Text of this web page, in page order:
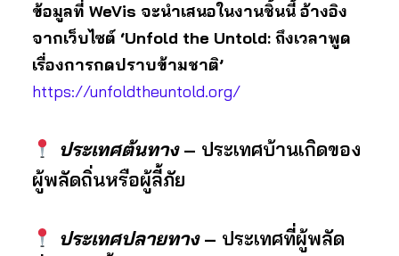
ข้อมูลที่ WeVis จะนำเสนอในงานชิ้นนี้ อ้างอิง
จากเว็บไซต์ ‘Unfold the Untold: ถึงเวลาพูด
เรื่องการกดปราบข้ามชาติ’
https://unfoldtheuntold.org/
ประเทศต้นทาง– ประเทศบ้านเกิดของ
ผู้พลัดถิ่นหรือผู้ลี้ภัย
ประเทศปลายทาง– ประเทศที่ผู้พลัด